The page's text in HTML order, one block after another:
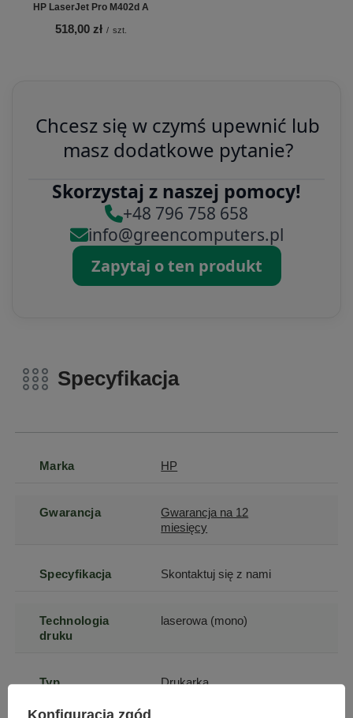
HP LaserJet Pro M402d A
518,00 zł / szt.
Chcesz się w czymś upewnić lub
masz dodatkowe pytanie?
Skorzystaj z naszej pomocy!
+48 796 758 658
info@greencomputers.pl
Zapytaj o ten produkt
Specyfikacja
Marka HP
Gwarancja
Gwarancja na 12
miesięcy
Specyfikacja Skontaktuj się z nami
Technologia
druku
laserowa (mono)
Typ
Drukarka